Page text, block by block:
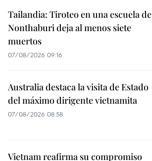
Tailandia: Tiroteo en una escuela de
Nonthaburi deja al menos siete
muertos
07/08/2026 09:16
Australia destaca la visita de Estado
del máximo dirigente vietnamita
07/08/2026 08:58
Vietnam reafirma su compromiso